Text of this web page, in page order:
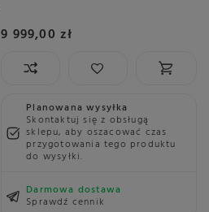
9 999,00 zł
Planowana wysyłka
Skontaktuj się z obsługą
sklepu, aby oszacować czas
przygotowania tego produktu
do wysyłki.
Darmowa dostawa
Sprawdź cennik